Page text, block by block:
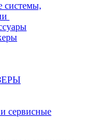
системы,
сервисные